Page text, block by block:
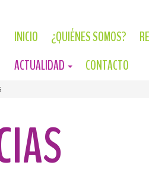
INICIO ¿QUIÉNES SOMOS?
ACTUALIDAD
CONTACTO